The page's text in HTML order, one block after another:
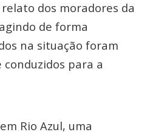
dos moradores da
de forma
na situação foram
para a
Rio Azul, uma